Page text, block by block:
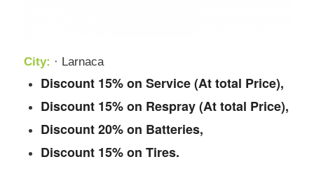
City: · Larnaca
Discount 15% on Service (At total Price),
Discount 15% on Respray (At total Price),
Discount 20% on Batteries,
Discount 15% on Tires.